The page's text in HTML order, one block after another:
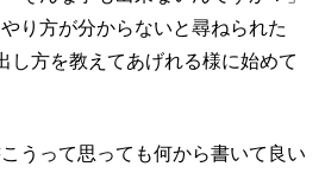
り方が分からないと尋ねられた
し方を教えてあげれる様に始めて
うって思っても何から書いて良い